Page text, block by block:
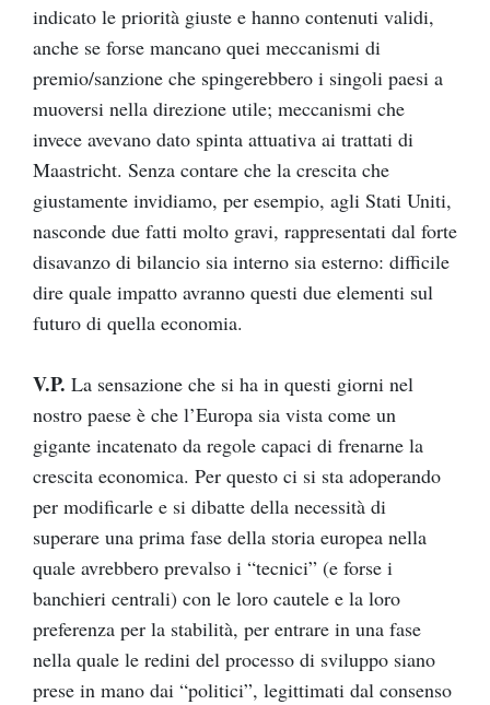
indicato le priorità giuste e hanno contenuti validi,
anche se forse mancano quei meccanismi di
premio/sanzione che spingerebbero i singoli paesi a
muoversi nella direzione utile; meccanismi che
invece avevano dato spinta attuativa ai trattati di
Maastricht. Senza contare che la crescita che
giustamente invidiamo, per esempio, agli Stati Uniti,
nasconde due fatti molto gravi, rappresentati dal forte
disavanzo di bilancio sia interno sia esterno: difficile
dire quale impatto avranno questi due elementi sul
futuro di quella economia.
V.P. La sensazione che si ha in questi giorni nel
nostro paese è che l’Europa sia vista come un
gigante incatenato da regole capaci di frenarne la
crescita economica. Per questo ci si sta adoperando
per modificarle e si dibatte della necessità di
superare una prima fase della storia europea nella
quale avrebbero prevalso i “tecnici” (e forse i
banchieri centrali) con le loro cautele e la loro
preferenza per la stabilità, per entrare in una fase
nella quale le redini del processo di sviluppo siano
prese in mano dai “politici”, legittimati dal consenso